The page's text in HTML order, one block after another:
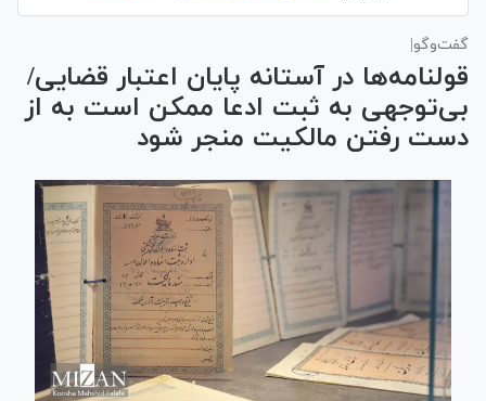
گفت‌وگو|
قولنامه‌ها در آستانه پایان اعتبار قضایی/
بی‌توجهی به ثبت ادعا ممکن است به از
دست رفتن مالکیت منجر شود